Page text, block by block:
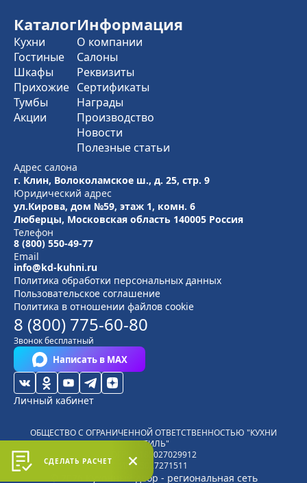
Каталог
Кухни
Гостиные
Шкафы
Прихожие
Тумбы
Акции
Информация
О компании
Салоны
Реквизиты
Сертификаты
Награды
Производство
Новости
Полезные статьи
Адрес салона
г. Клин, Волоколамское ш., д. 25, стр. 9
Юридический адрес
ул.Кирова, дом №59, этаж 1, комн. 6
Люберцы, Московская область 140005 Россия
Телефон
8 (800) 550-49-77
Email
info@kd-kuhni.ru
Политика обработки персональных данных
Пользовательское соглашение
Политика в отношении файлов cookie
8 (800) 775-60-80
Звонок бесплатный
Написать в MAX
Личный кабинет
ОБЩЕСТВО С ОГРАНИЧЕННОЙ ОТВЕТСТВЕННОСТЬЮ "КУХНИ
СТИЛЬ"
ОГРН 1185027029912
ИНН
5027271511
© 2026 Кухонный двор - региональная сеть
СДЕЛАТЬ РАСЧЕТ